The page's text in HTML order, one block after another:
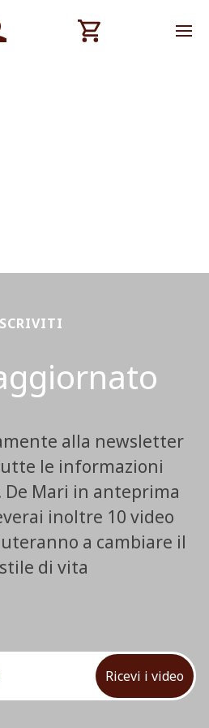
alla newsletter
le informazioni
Mari in anteprima
inoltre 10 video
a cambiare il
di vita
Ricevi i video